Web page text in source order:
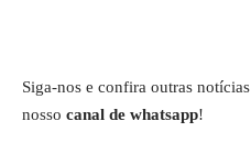
Siga-nos e confira outras notícias
nosso canal de whatsapp!